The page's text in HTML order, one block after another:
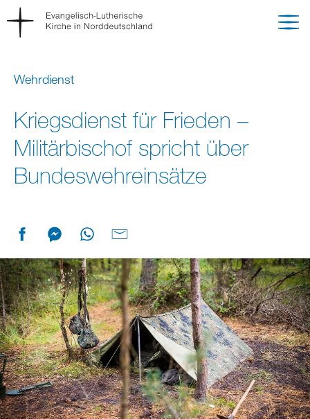
Wehrdienst
Kriegsdienst für Frieden –
Militärbischof spricht über
Bundeswehreinsätze